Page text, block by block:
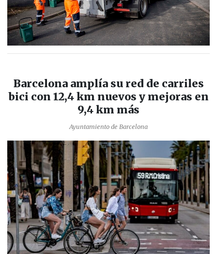
Barcelona amplía su red de carriles
bici con 12,4 km nuevos y mejoras en
9,4 km más
Ayuntamiento de Barcelona